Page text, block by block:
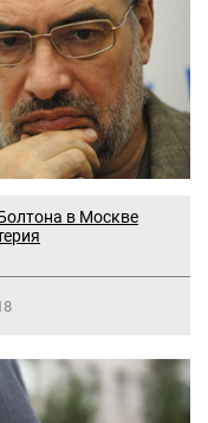
в Москве